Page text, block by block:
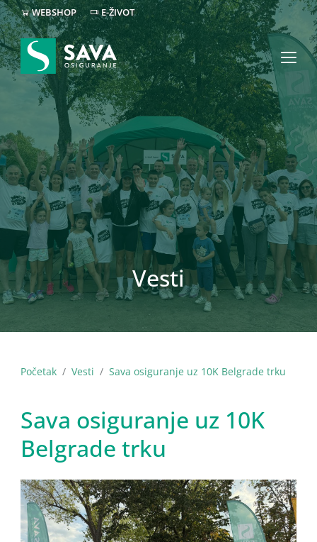
WEBSHOP E-ŽIVOT
Vesti
Početak Vesti Sava osiguranje uz 10K Belgrade trku
Sava osiguranje uz 10K
Belgrade trku